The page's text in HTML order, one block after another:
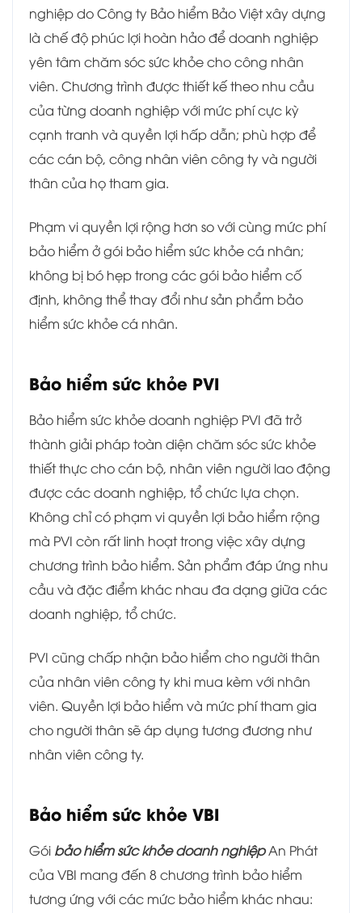
nghiệp do Công ty Bảo hiểm Bảo Việt xây dựng
là chế độ phúc lợi hoàn hảo để doanh nghiệp
yên tâm chăm sóc sức khỏe cho công nhân
viên. Chương trình được thiết kế theo nhu cầu
của từng doanh nghiệp với mức phí cực kỳ
cạnh tranh và quyền lợi hấp dẫn; phù hợp để
các cán bộ, công nhân viên công ty và người
thân của họ tham gia.
Phạm vi quyền lợi rộng hơn so với cùng mức phí
bảo hiểm ở gói bảo hiểm sức khỏe cá nhân;
không bị bó hẹp trong các gói bảo hiểm cố
định, không thể thay đổi như sản phẩm bảo
hiểm sức khỏe cá nhân.
Bảo hiểm sức khỏe PVI
Bảo hiểm sức khỏe doanh nghiệp PVI đã trở
thành giải pháp toàn diện chăm sóc sức khỏe
thiết thực cho cán bộ, nhân viên người lao động
được các doanh nghiệp, tổ chức lựa chọn.
Không chỉ có phạm vi quyền lợi bảo hiểm rộng
mà PVI còn rất linh hoạt trong việc xây dựng
chương trình bảo hiểm. Sản phẩm đáp ứng nhu
cầu và đặc điểm khác nhau đa dạng giữa các
doanh nghiệp, tổ chức.
PVI cũng chấp nhận bảo hiểm cho người thân
của nhân viên công ty khi mua kèm với nhân
viên. Quyền lợi bảo hiểm và mức phí tham gia
cho người thân sẽ áp dụng tương đương như
nhân viên công ty.
Bảo hiểm sức khỏe VBI
Gói bảo hiểm sức khỏe doanh nghiệpAn Phát
của VBI mang đến 8 chương trình bảo hiểm
tương ứng với các mức bảo hiểm khác nhau: